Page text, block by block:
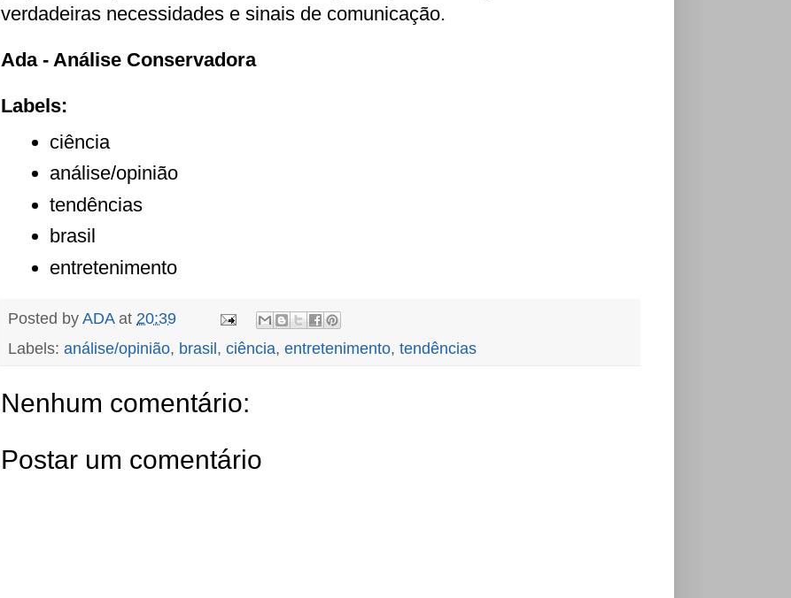
verdadeiras necessidades e sinais de comunicação.
Ada - Análise Conservadora
Labels:
ciência
análise/opinião
tendências
brasil
entretenimento
Posted by ADA at 20:39
Labels: análise/opinião, brasil, ciência, entretenimento, tendências
Nenhum comentário:
Postar um comentário